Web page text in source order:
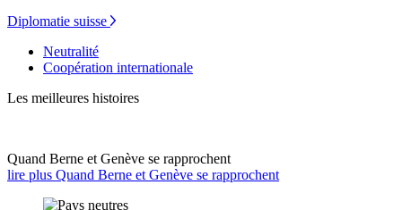
Diplomatie suisse
Neutralité
Coopération internationale
Les meilleures histoires
Quand Berne et Genève se rapprochent
lire plus Quand Berne et Genève se rapprochent